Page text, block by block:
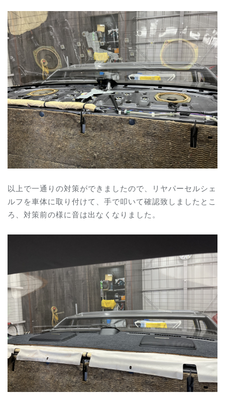
以上で一通りの対策ができましたので、リヤパーセルシェ
ルフを車体に取り付けて、手で叩いて確認致しましたとこ
ろ、対策前の様に音は出なくなりました。